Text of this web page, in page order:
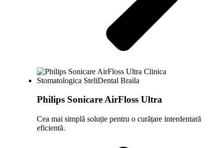
Philips Sonicare AirFloss Ultra
Cea mai simplă soluție pentru o curățare interdentară
eficientă.